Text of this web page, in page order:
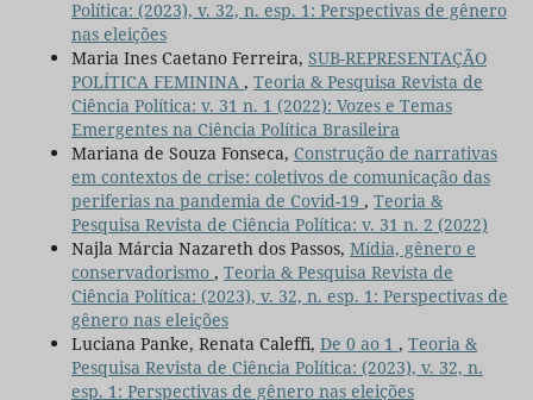
Política: (2023), v. 32, n. esp. 1: Perspectivas de gênero
nas eleições
Maria Ines Caetano Ferreira, SUB-REPRESENTAÇÃO
POLÍTICA FEMININA , Teoria & Pesquisa Revista de
Ciência Política: v. 31 n. 1 (2022): Vozes e Temas
Emergentes na Ciência Política Brasileira
Mariana de Souza Fonseca, Construção de narrativas
em contextos de crise: coletivos de comunicação das
periferias na pandemia de Covid-19 , Teoria &
Pesquisa Revista de Ciência Política: v. 31 n. 2 (2022)
Najla Márcia Nazareth dos Passos, Mídia, gênero e
conservadorismo , Teoria & Pesquisa Revista de
Ciência Política: (2023), v. 32, n. esp. 1: Perspectivas de
gênero nas eleições
Luciana Panke, Renata Caleffi, De 0 ao 1 , Teoria &
Pesquisa Revista de Ciência Política: (2023), v. 32, n.
esp. 1: Perspectivas de gênero nas eleições